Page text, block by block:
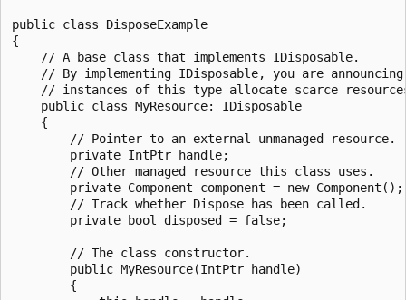
public class DisposeExample
{
    // A base class that implements IDisposable.
// By implementing IDisposable, you are
// instances of this type allocate scarce
    public class MyResource: IDisposable
    {
        // Pointer to an external unmanaged resource.
        private IntPtr handle;
        // Other managed resource this class uses.
        private Component component = new Component();
        // Track whether Dispose has been called.
        private bool disposed = false;
        // The class constructor.
        public MyResource(IntPtr handle)
        {